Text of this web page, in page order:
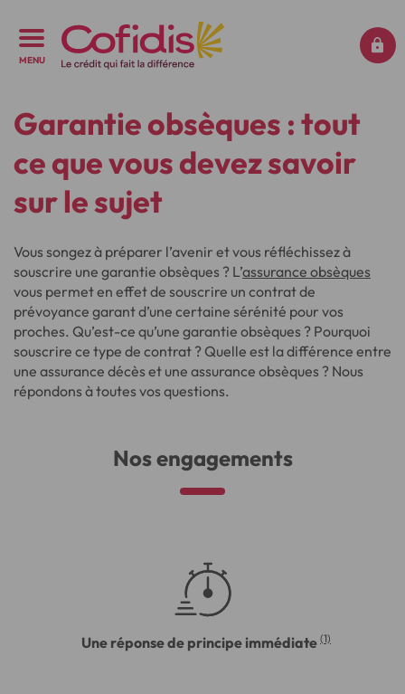
MENU
Garantie obsèques : tout
ce que vous devez savoir
sur le sujet
Vous songez à préparer l’avenir et vous réfléchissez à
souscrire une garantie obsèques ? L’assurance obsèques
vous permet en effet de souscrire un contrat de
prévoyance garant d’une certaine sérénité pour vos
proches. Qu’est-ce qu’une garantie obsèques ? Pourquoi
souscrire ce type de contrat ? Quelle est la différence entre
une assurance décès et une assurance obsèques ? Nous
répondons à toutes vos questions.
Nos engagements
Une réponse de principe immédiate (1)